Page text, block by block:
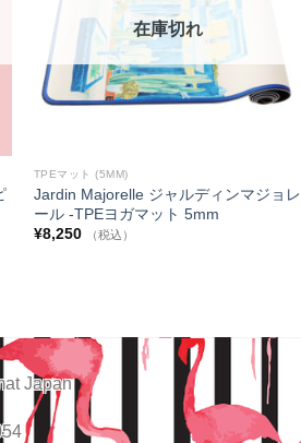
在庫切れ
TPEマット (5MM)
Jardin Majorelle ジャルディンマジョレ
ール -TPEヨガマット 5mm
¥8,250 （税込）
Japan